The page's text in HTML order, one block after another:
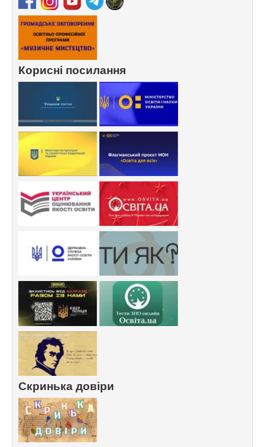
Корисні посилання
Скринька довіри